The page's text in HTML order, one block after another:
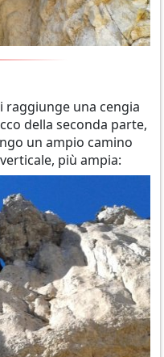
una cengia
della seconda parte,
un ampio camino
più ampia: